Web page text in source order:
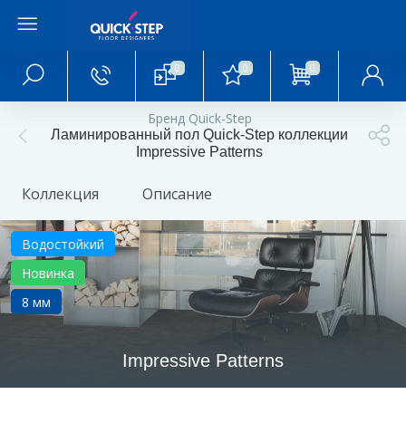
0 0 0
Бренд Quick-Step
Ламинированный пол Quick-Step коллекции
Impressive Patterns
Коллекция Описание
Impressive Patterns
Водостойкий
Новинка
8 мм
Главное меню
Главная
О магазине
Акции и скидки
Статьи и обзоры